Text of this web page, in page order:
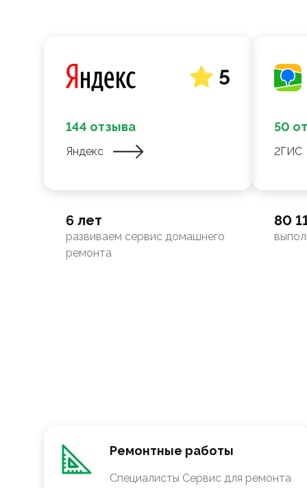
5
144 отзыва
Яндекс
6 лет
развиваем сервис домашнего
ремонта
50
2ГИС
80
Ремонтные работы
Специалисты Сервис для ремонта